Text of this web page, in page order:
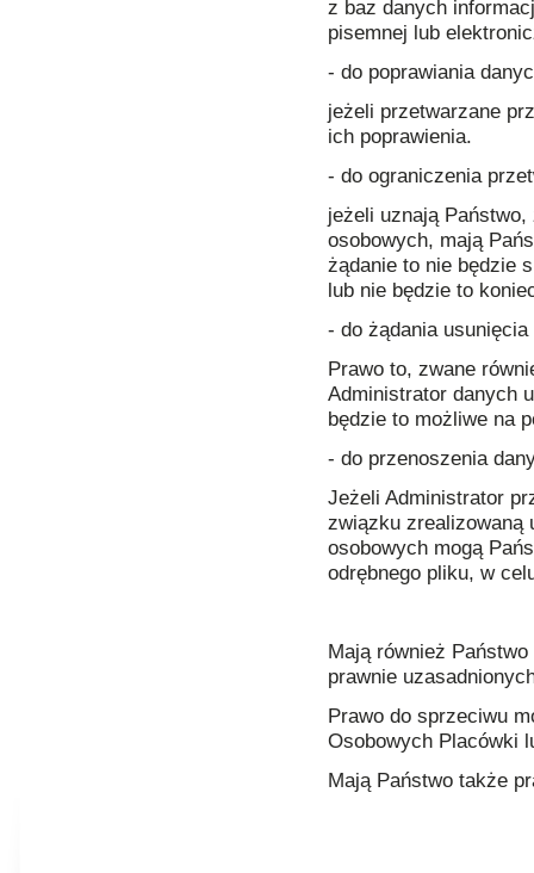
z baz danych
pisemnej lub
- do poprawiania
jeżeli przetwarzane
ich poprawienia.
- do ograniczenia
jeżeli uznają
osobowych, mają
żądanie to nie będzie
lub nie będzie to
- do żądania usunięcia
Prawo to, zwane
Administrator danych
będzie to możliwe na
- do przenoszenia
Jeżeli Administrator
związku zrealizowaną
osobowych mogą
odrębnego pliku, w
Mają również
prawnie
Prawo do sprzeciwu
Osobowych Placówki
Mają Państwo także